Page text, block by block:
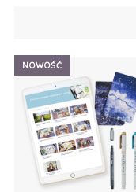
NOWOŚĆ